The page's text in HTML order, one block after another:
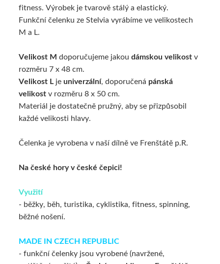
fitness. Výrobek je tvarově stálý a elastický.
Funkční čelenku ze Stelvia vyrábíme ve velikostech
M a L.
Velikost M doporučujeme jakoudámskou velikost v
rozměru 7 x 48 cm.
Velikost L je univerzální, doporučená pánská
velikostv rozměru 8 x 50 cm.
Materiál je dostatečně pružný, aby se přizpůsobil
každé velikosti hlavy.
Čelenka je vyrobena v naší dílně ve Frenštátě p.R.
Na české hory v české čepici!
Využití
- běžky, běh, turistika, cyklistika, fitness, spinning,
běžné nošení.
MADE IN CZECH REPUBLIC
- funkční čelenky jsou vyrobené (navržené,